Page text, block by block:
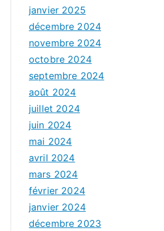
janvier 2025
décembre 2024
novembre 2024
octobre 2024
septembre 2024
août 2024
juillet 2024
juin 2024
mai 2024
avril 2024
mars 2024
février 2024
janvier 2024
décembre 2023